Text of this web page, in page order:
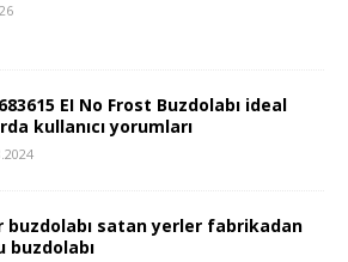
EI No Frost Buzdolabı ideal
kullanıcı yorumları
buzdolabı satan yerler fabrikadan
buzdolabı